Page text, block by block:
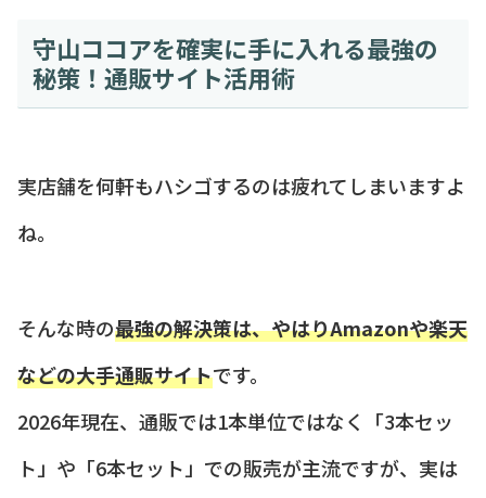
守山ココアを確実に手に入れる最強の
秘策！通販サイト活用術
実店舗を何軒もハシゴするのは疲れてしまいますよ
ね。
そんな時の最強の解決策は、やはりAmazonや楽天
などの大手通販サイトです。
2026年現在、通販では1本単位ではなく「3本セッ
ト」や「6本セット」での販売が主流ですが、実は